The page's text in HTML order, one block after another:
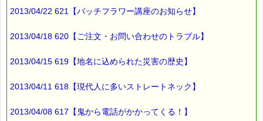
2013/04/22 621【バッチフラワー講座のお知らせ】
2013/04/18 620【ご注文・お問い合わせのトラブル】
2013/04/15 619【地名に込められた災害の歴史】
2013/04/11 618【現代人に多いストレートネック】
2013/04/08 617【鬼から電話がかかってくる！】